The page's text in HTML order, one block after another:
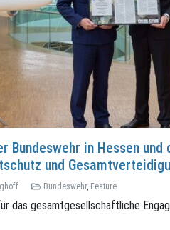
Bundeswehr in Hessen
und
Bundeswehr, Feature
das gesamtgesellschaftliche